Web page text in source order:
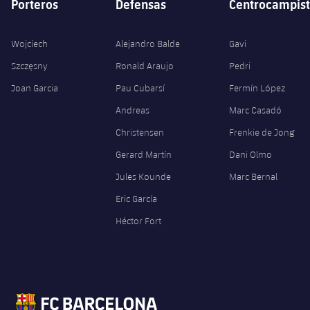
Porteros
Wojciech
Szczęsny
Joan Garcia
Defensas
Alejandro Balde
Ronald Araujo
Pau Cubarsí
Andreas
Christensen
Gerard Martín
Jules Kounde
Eric García
Héctor Fort
Gavi
Pedri
Fermín López
Marc Casadó
Frenkie de Jong
Dani Olmo
Marc Bernal